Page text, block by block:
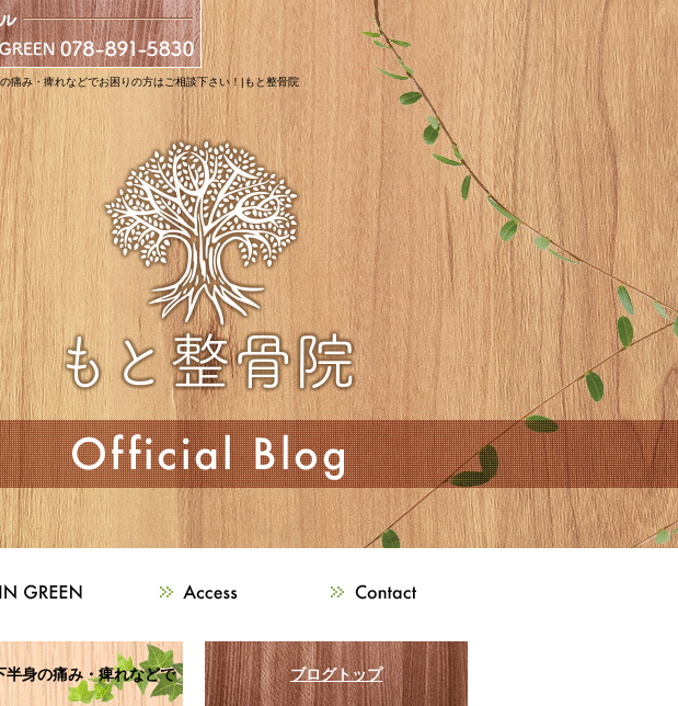
痛み・痺れなどでお困りの方はご相談下さい！|もと整骨院
身の痛み・痺れなどで ブログトップ